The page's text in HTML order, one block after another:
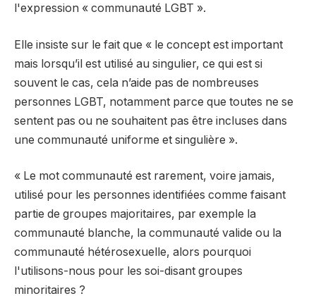
l'expression « communauté LGBT ».
Elle insiste sur le fait que « le concept est important
mais lorsqu’il est utilisé au singulier, ce qui est si
souvent le cas, cela n’aide pas de nombreuses
personnes LGBT, notamment parce que toutes ne se
sentent pas ou ne souhaitent pas être incluses dans
une communauté uniforme et singulière ».
« Le mot communauté est rarement, voire jamais,
utilisé pour les personnes identifiées comme faisant
partie de groupes majoritaires, par exemple la
communauté blanche, la communauté valide ou la
communauté hétérosexuelle, alors pourquoi
l'utilisons-nous pour les soi-disant groupes
minoritaires ?